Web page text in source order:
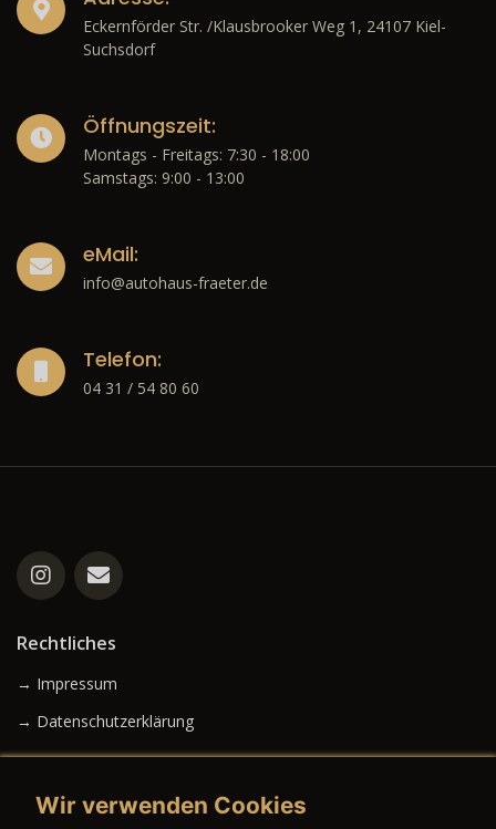
Eckernförder Str. /Klausbrooker Weg 1, 24107 Kiel-
Suchsdorf
Öffnungszeit:
Montags - Freitags: 7:30 - 18:00
Samstags: 9:00 - 13:00
eMail:
info@autohaus-fraeter.de
Telefon:
04 31 / 54 80 60
Rechtliches
→ Impressum
→ Datenschutzerklärung
Wir verwenden Cookies